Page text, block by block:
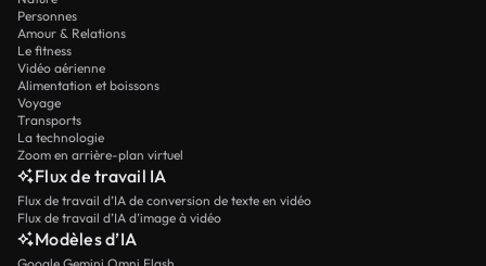
Personnes
Amour & Relations
Le fitness
Vidéo aérienne
Alimentation et boissons
Voyage
Transports
La technologie
Zoom en arrière-plan virtuel
Flux de travail IA
Flux de travail d’IA de conversion de texte en vidéo
Flux de travail d’IA d’image à vidéo
Modèles d’IA